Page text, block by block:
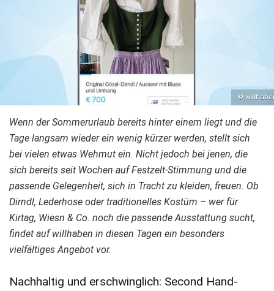
©
Wenn der Sommerurlaub bereits hinter einem liegt und die
Tage langsam wieder ein wenig kürzer werden, stellt sich
bei vielen etwas Wehmut ein. Nicht jedoch bei jenen, die
sich bereits seit Wochen auf Festzelt-Stimmung und die
passende Gelegenheit, sich in Tracht zu kleiden, freuen. Ob
Dirndl, Lederhose oder traditionelles Kostüm – wer für
Kirtag, Wiesn & Co. noch die passende Ausstattung sucht,
findet auf willhaben in diesen Tagen ein besonders
vielfältiges Angebot vor.
Nachhaltig und erschwinglich: Second Hand-